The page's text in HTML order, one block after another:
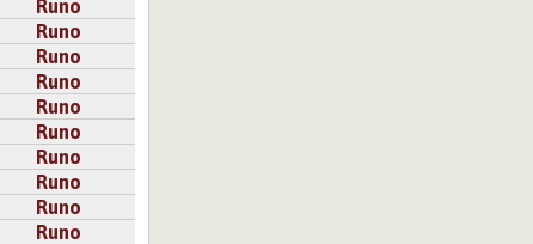
Runo
Runo
Runo
Runo
Runo
Runo
Runo
Runo
Runo
Runo